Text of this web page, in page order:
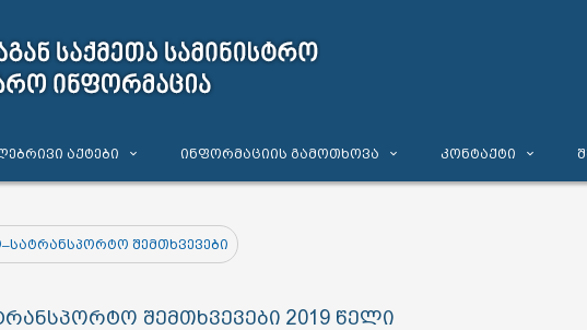
აქტები ინფორმაციის გამოთხოვა კონტაქტი
შემთხვევები
შემთხვევები 2019 წელი